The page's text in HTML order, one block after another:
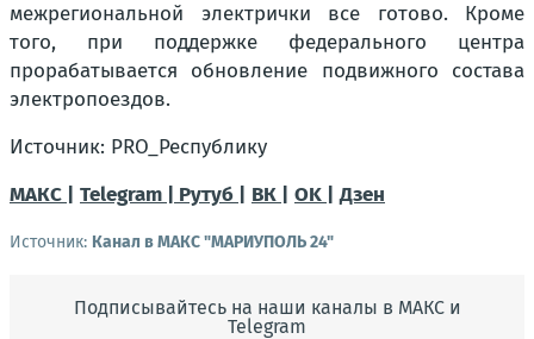
межрегиональной электрички все готово. Кроме
того, при поддержке федерального центра
прорабатывается обновление подвижного состава
электропоездов.
Источник: PRO_Республику
МАКС |
Telegram | Рутуб | ВК | OK | Дзен
Источник: Канал в МАКС "МАРИУПОЛЬ 24"
Подписывайтесь на наши каналы в МАКС и
Telegram